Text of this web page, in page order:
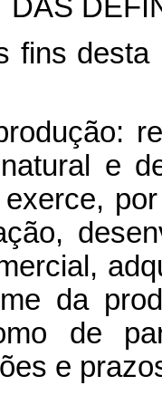
DAS
desta
e
da
de
e